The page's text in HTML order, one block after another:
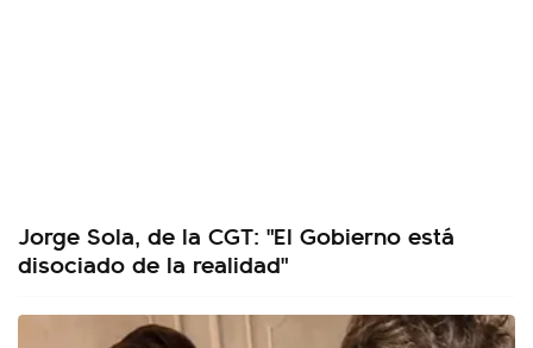
Jorge Sola, de la CGT: "El Gobierno está
disociado de la realidad"